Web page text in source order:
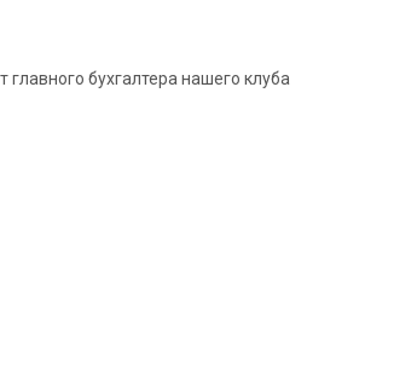
бухгалтера нашего клуба